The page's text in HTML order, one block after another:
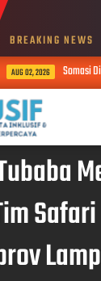
BREAKING NEWS
AUG 02, 2026 Somasi